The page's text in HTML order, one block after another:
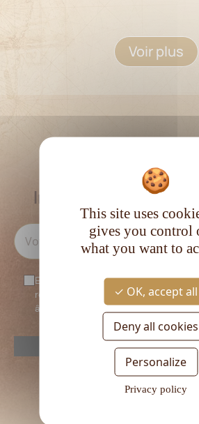
Voir plus
RESTEZ
Inscrivez-vous à la
En vous inscrivant à notre
recevoir notre newsletter. Vous
âgé d’au moins 18 ans.
reCAPTCHA is disabled.
champ
This site uses
gives you control
what you want to
OK, accept all
Deny all cookies
Personalize
Privacy policy